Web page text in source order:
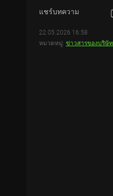
แชร์บทความ
22.05.2026 16:58
หมวดหมู่: ข่าวสารของบริษัท